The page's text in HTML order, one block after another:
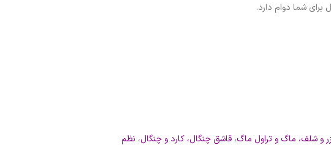
شما دوام دارد.
و شلف، ماگ و تراول ماگ، قاشق چنگال، کارد و چنگال، نظم